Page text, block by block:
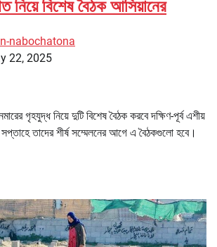
নিয়ে বিশেষ বৈঠক আসিয়ানের
nabochatona
22, 2025
গৃহযুদ্ধ নিয়ে দুটি বিশেষ বৈঠক করবে দক্ষিণ-পূর্ব এশীয়
তাদের শীর্ষ সম্মেলনের আগে এ বৈঠকগুলো হবে।